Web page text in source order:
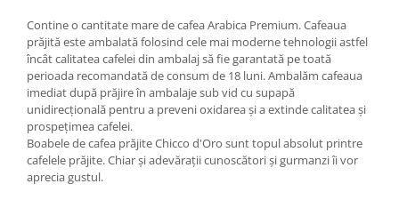
Contine o cantitate mare de cafea Arabica Premium. Cafeaua
prăjită este ambalată folosind cele mai moderne tehnologii astfel
încât calitatea cafelei din ambalaj să fie garantată pe toată
perioada recomandată de consum de 18 luni. Ambalăm cafeaua
imediat după prăjire în ambalaje sub vid cu supapă
unidirecțională pentru a preveni oxidarea și a extinde calitatea și
prospețimea cafelei.
Boabele de cafea prăjite Chicco d'Oro sunt topul absolut printre
cafelele prăjite. Chiar și adevărații cunoscători și gurmanzi îi vor
aprecia gustul.